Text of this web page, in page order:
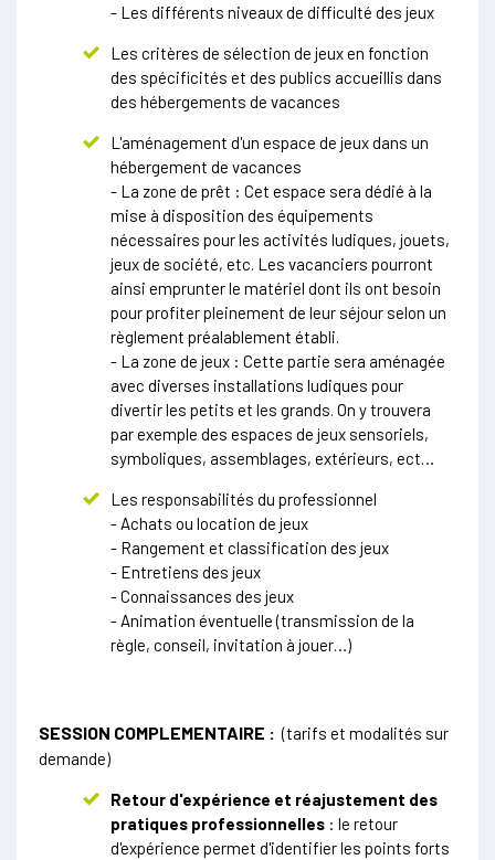
- Les différents niveaux de difficulté des jeux
Les critères de sélection de jeux en fonction
des spécificités et des publics accueillis dans
des hébergements de vacances
L'aménagement d'un espace de jeux dans un
hébergement de vacances
- La zone de prêt : Cet espace sera dédié à la
mise à disposition des équipements
nécessaires pour les activités ludiques, jouets,
jeux de société, etc. Les vacanciers pourront
ainsi emprunter le matériel dont ils ont besoin
pour profiter pleinement de leur séjour selon un
règlement préalablement établi.
- La zone de jeux : Cette partie sera aménagée
avec diverses installations ludiques pour
divertir les petits et les grands. On y trouvera
par exemple des espaces de jeux sensoriels,
symboliques, assemblages, extérieurs, ect…
Les responsabilités du professionnel
- Achats ou location de jeux
- Rangement et classification des jeux
- Entretiens des jeux
- Connaissances des jeux
- Animation éventuelle (transmission de la
règle, conseil, invitation à jouer…)
SESSION COMPLEMENTAIRE : (tarifs et modalités sur
demande)
Retour d'expérience et réajustement des
pratiques professionnelles : le retour
d'expérience permet d'identifier les points forts